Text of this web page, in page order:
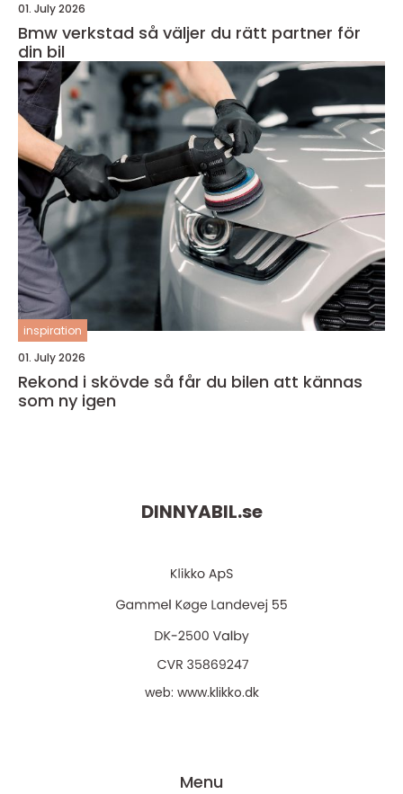
01. July 2026
Bmw verkstad så väljer du rätt partner för
din bil
inspiration
01. July 2026
Rekond i skövde så får du bilen att kännas
som ny igen
DINNYABIL.se
web: www.klikko.dk
Menu